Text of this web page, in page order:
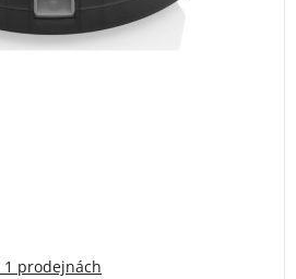
1 prodejnách